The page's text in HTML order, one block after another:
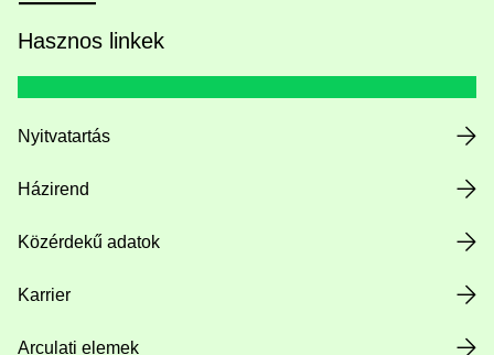
Hasznos linkek
Nyitvatartás
Házirend
Közérdekű adatok
Karrier
Arculati elemek